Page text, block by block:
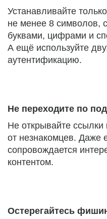
Устанавливайте
не менее 8 символов,
буквами, цифрами и
А ещё используйте
аутентификацию.
Не переходите по
Не открывайте
от незнакомцев. Даже
сопровождается
контентом.
Остерегайтесь